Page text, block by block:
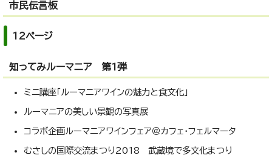
市民伝言板
12ページ
知ってみルーマニア 第1弾
ミニ講座「ルーマニアワインの魅力と食文化」
ルーマニアの美しい景観の写真展
コラボ企画ルーマニアワインフェア＠カフェ・フェルマータ
むさしの国際交流まつり2018 武蔵境で多文化まつり